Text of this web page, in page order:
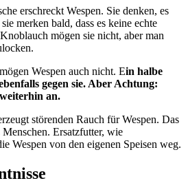
erschreckt Wespen. Sie denken, es
merken bald, dass es keine echte
mögen sie nicht, aber man
Wespen auch nicht. Ein halbe
gegen sie. Aber Achtung:
an.
störenden Rauch für Wespen. Das
Ersatzfutter, wie
Wespen von den eigenen Speisen weg.